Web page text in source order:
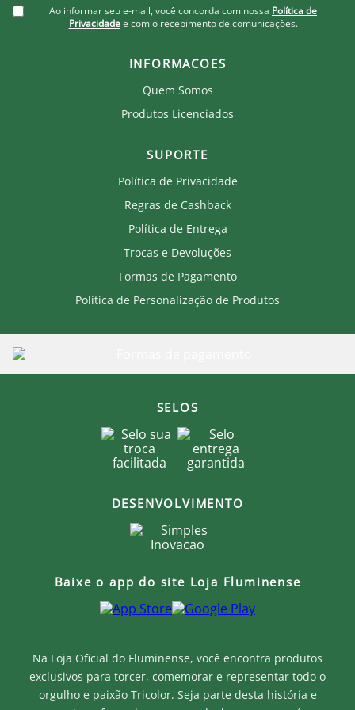
Ao informar seu e-mail, você concorda com nossa Política de
Privacidade e com o recebimento de comunicações.
Na Loja Oficial do Fluminense, você encontra produtos
exclusivos para torcer, comemorar e representar todo o
orgulho e paixão Tricolor. Seja parte desta história e
INFORMACOES
Quem Somos
Produtos Licenciados
SUPORTE
Política de Privacidade
Regras de Cashback
Política de Entrega
Trocas e Devoluções
Formas de Pagamento
Política de Personalização de Produtos
SELOS
DESENVOLVIMENTO
Baixe o app do site Loja Fluminense